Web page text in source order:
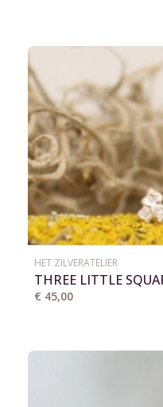
HET ZILVERATELIER
THREE LITTLE
€ 45,00